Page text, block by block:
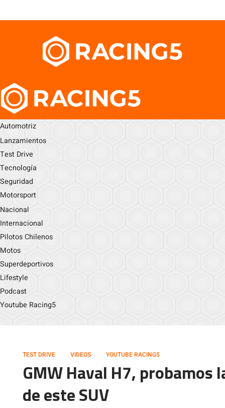
Automotriz
Lanzamientos
Test Drive
Tecnología
Seguridad
Motorsport
Nacional
Internacional
Pilotos Chilenos
Motos
Superdeportivos
Lifestyle
Podcast
Youtube Racing5
TEST DRIVE VIDEOS YOUTUBE RACING5
GMW Haval H7, probamos
de este SUV